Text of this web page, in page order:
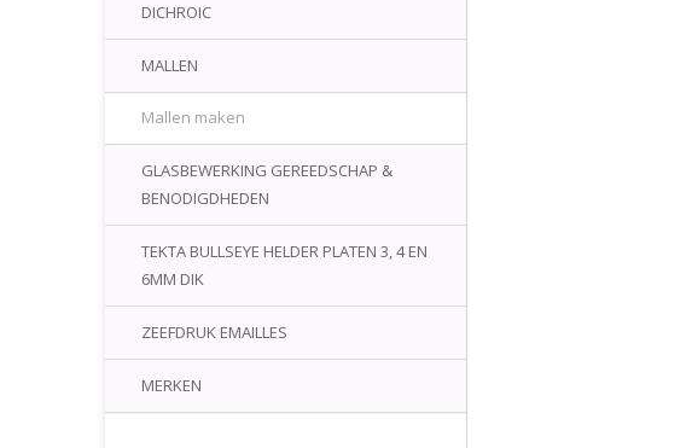
DICHROIC
MALLEN
Mallen maken
GLASBEWERKING GEREEDSCHAP &
BENODIGDHEDEN
TEKTA BULLSEYE HELDER PLATEN 3, 4 EN
6MM DIK
ZEEFDRUK EMAILLES
MERKEN